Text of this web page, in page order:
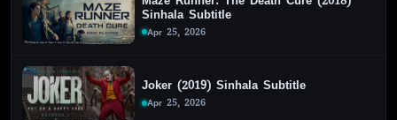
Sinhala Subtitle
Apr 25, 2026
Joker (2019) Sinhala Subtitle
Apr 25, 2026